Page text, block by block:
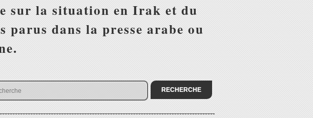
sur la situation en Irak et du
dans la presse arabe ou